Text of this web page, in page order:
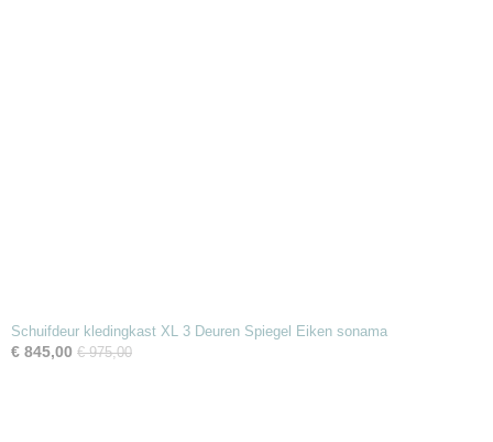
Schuifdeur kledingkast XL 3 Deuren Spiegel Eiken sonama
€ 845,00 € 975,00